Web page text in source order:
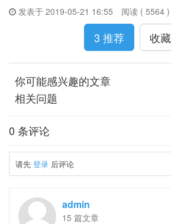
发表于 2019-05-21 16:55 阅读 ( 5564 )
3 推荐 收藏
你可能感兴趣的文章
相关问题
0 条评论
请先 登录 后评论
admin
15 篇文章